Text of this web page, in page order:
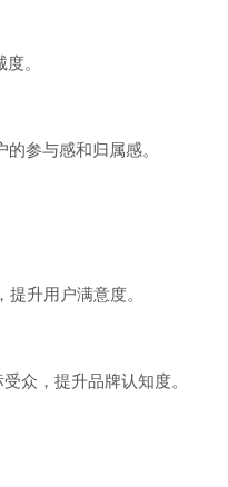
。
参与感和归属感。
升用户满意度。
众，提升品牌认知度。